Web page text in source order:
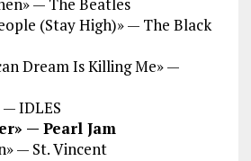
— The Beatles
(Stay High)» — The Black
Dream Is Killing Me» —
IDLES
— Pearl Jam
— St. Vincent